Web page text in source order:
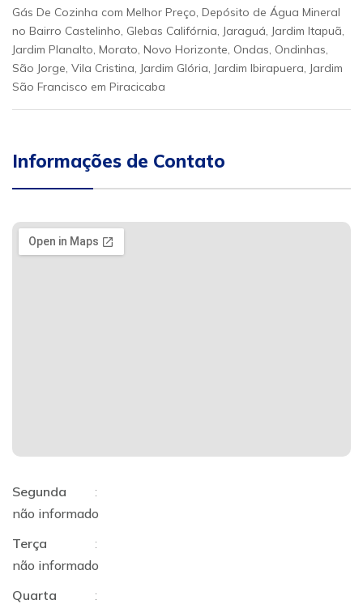
Gás De Cozinha com Melhor Preço, Depósito de Água Mineral
no Bairro Castelinho, Glebas Califórnia, Jaraguá, Jardim Itapuã,
Jardim Planalto, Morato, Novo Horizonte, Ondas, Ondinhas,
São Jorge, Vila Cristina, Jardim Glória, Jardim Ibirapuera, Jardim
São Francisco em Piracicaba
Informações de Contato
Segunda
:
não informado
Terça
:
não informado
Quarta
: